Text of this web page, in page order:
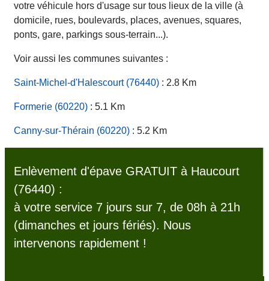
votre véhicule hors d'usage sur tous lieux de la ville (à
domicile, rues, boulevards, places, avenues, squares,
ponts, gare, parkings sous-terrain...).
Voir aussi les communes suivantes :
Saint-Michel-d'Halescourt (76440) : 2.8 Km
Formerie (60220) : 5.1 Km
Canny-sur-Thérain (60220) : 5.2 Km
Enlèvement d'épave GRATUIT à Haucourt
(76440) :
à votre service 7 jours sur 7, de 08h à 21h
(dimanches et jours fériés). Nous
intervenons rapidement !